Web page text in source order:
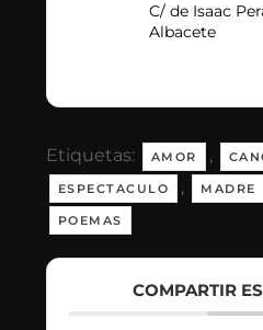
C/ de Isaac
Albacete
Etiquetas: AMOR ,
ESPECTACULO , MADRE
POEMAS
COMPARTIR